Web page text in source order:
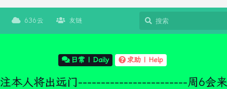
636云 友链
日常 | Daily 求助 | Help
注本人将出远门------------------------周6会来